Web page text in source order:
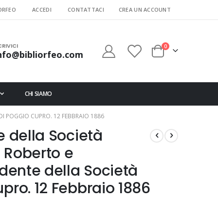
ACCEDI CONTATTACI CREA UN ACCOUNT
Cart
0elementi
CHI SIAMO
POGGIO CUPRO. 12 FEBBRAIO 1886
della Società
e
della Società
12 Febbraio 1886